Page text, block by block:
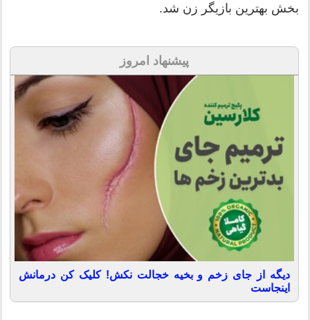
بخش بهترین بازیگر زن شد.
پیشنهاد امروز
دیگه از جای زخم و بخیه خجالت نکش! کلیک کن درمانش
اینجاست